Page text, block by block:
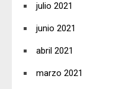
julio 2021
junio 2021
abril 2021
marzo 2021